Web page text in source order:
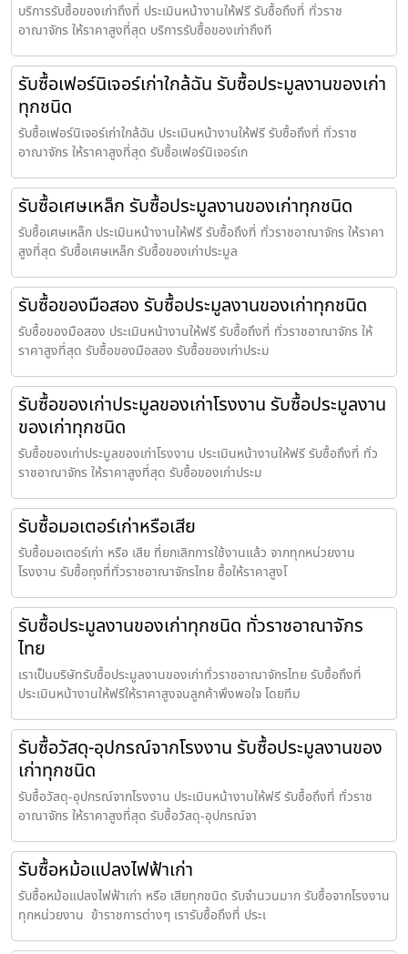
บริการรับซื้อของเก่าถึงที่ ประเมินหน้างานให้ฟรี รับซื้อถึงที่ ทั่วราช
อาณาจักร ให้ราคาสูงที่สุด บริการรับซื้อของเก่าถึงที
รับซื้อเฟอร์นิเจอร์เก่าใกล้ฉัน รับซื้อประมูลงานของเก่า
ทุกชนิด
รับซื้อเฟอร์นิเจอร์เก่าใกล้ฉัน ประเมินหน้างานให้ฟรี รับซื้อถึงที่ ทั่วราช
อาณาจักร ให้ราคาสูงที่สุด รับซื้อเฟอร์นิเจอร์เก
รับซื้อเศษเหล็ก รับซื้อประมูลงานของเก่าทุกชนิด
รับซื้อเศษเหล็ก ประเมินหน้างานให้ฟรี รับซื้อถึงที่ ทั่วราชอาณาจักร ให้ราคา
สูงที่สุด รับซื้อเศษเหล็ก รับซื้อของเก่าประมูล
รับซื้อของมือสอง รับซื้อประมูลงานของเก่าทุกชนิด
รับซื้อของมือสอง ประเมินหน้างานให้ฟรี รับซื้อถึงที่ ทั่วราชอาณาจักร ให้
ราคาสูงที่สุด รับซื้อของมือสอง รับซื้อของเก่าประม
รับซื้อของเก่าประมูลของเก่าโรงงาน รับซื้อประมูลงาน
ของเก่าทุกชนิด
รับซื้อของเก่าประมูลของเก่าโรงงาน ประเมินหน้างานให้ฟรี รับซื้อถึงที่ ทั่ว
ราชอาณาจักร ให้ราคาสูงที่สุด รับซื้อของเก่าประม
รับซื้อมอเตอร์เก่าหรือเสีย
รับซื้อมอเตอร์เก่า หรือ เสีย ที่ยกเลิกการใช้งานแล้ว จากทุกหน่วยงาน
โรงงาน รับซื้อถุงที่ทั่วราชอาณาจักรไทย ซื้อให้ราคาสูงโ
รับซื้อประมูลงานของเก่าทุกชนิด ทั่วราชอาณาจักร
ไทย
เราเป็นบริษัทรับซื้อประมูลงานของเก่าทั่วราชอาณาจักรไทย รับซื้อถึงที่
ประเมินหน้างานให้ฟรีให้ราคาสูงจนลูกค้าพึงพอใจ โดยทีม
รับซื้อวัสดุ-อุปกรณ์จากโรงงาน รับซื้อประมูลงานของ
เก่าทุกชนิด
รับซื้อวัสดุ-อุปกรณ์จากโรงงาน ประเมินหน้างานให้ฟรี รับซื้อถึงที่ ทั่วราช
อาณาจักร ให้ราคาสูงที่สุด รับซื้อวัสดุ-อุปกรณ์จา
รับซื้อหม้อแปลงไฟฟ้าเก่า
รับซื้อหม้อแปลงไฟฟ้าเก่า หรือ เสียทุกชนิด รับจำนวนมาก รับซื้อจากโรงงาน
ทุกหน่วยงาน ข้าราชการต่างๆ เรารับซื้อถึงที่ ประเ